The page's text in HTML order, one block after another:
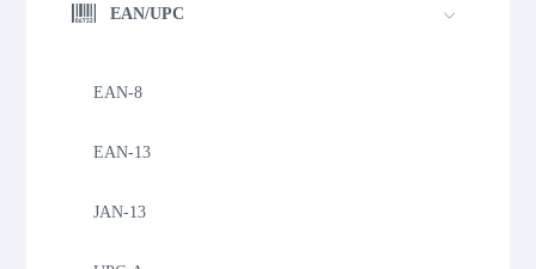
EAN/UPC
EAN-8
EAN-13
JAN-13